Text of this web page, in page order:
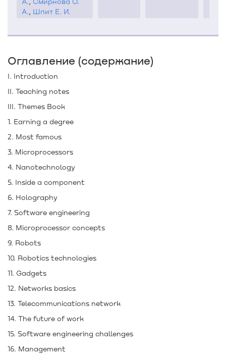
А., Шпит Е. И.
Оглавление (содержание)
I. Introduction
II. Teaching notes
III. Themes Book
1. Earning a degree
2. Most famous
3. Microprocessors
4. Nanotechnology
5. Inside a component
6. Holography
7. Software engineering
8. Microprocessor concepts
9. Robots
10. Robotics technologies
11. Gadgets
12. Networks basics
13. Telecommunications network
14. The future of work
15. Software engineering challenges
16. Management